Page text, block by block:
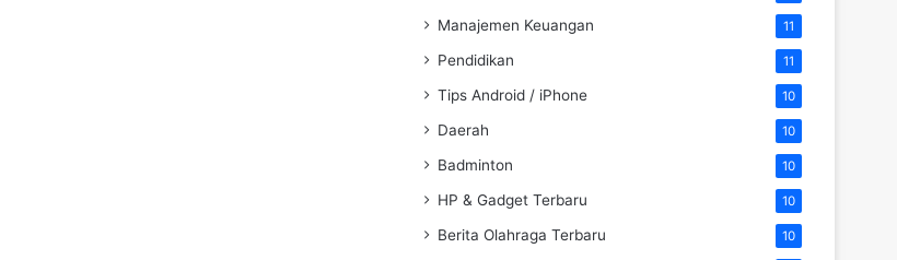
Manajemen Keuangan 11
Pendidikan 11
Tips Android / iPhone 10
Daerah 10
Badminton 10
HP & Gadget Terbaru 10
Berita Olahraga Terbaru 10